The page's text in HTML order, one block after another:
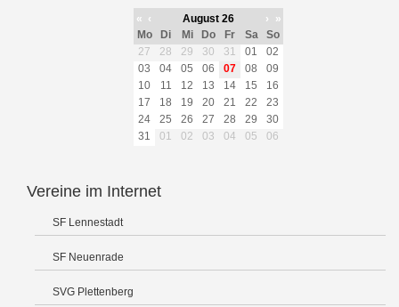
« ‹ August 26 ›
»
Mo
Di Mi Do Fr Sa
So
27
28 29 30 31 01
02
03
04 05 06 07 08
09
10
11 12 13 14 15
16
17
18 19 20 21 22
23
24
25 26 27 28 29
30
31
01 02 03 04 05 06
Vereine im Internet
SF Lennestadt
SF Neuenrade
SVG Plettenberg